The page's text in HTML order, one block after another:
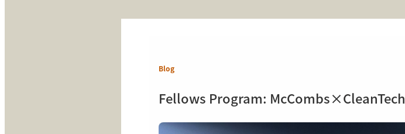
Blog
Fellows Program: McCombs×CleanTech